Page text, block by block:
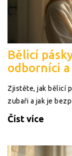
Bělicí
odborníci
Zjistěte, jak bělicí
zubaři a jak je
Číst více